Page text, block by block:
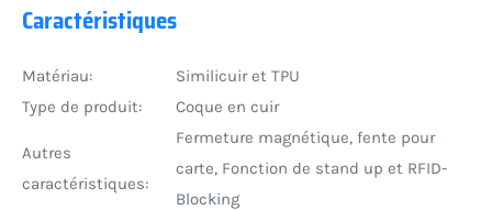
Caractéristiques
Matériau:
Similicuir et TPU
Type de produit:
Coque en cuir
Autres
caractéristiques:
Fermeture magnétique, fente pour
carte, Fonction de stand up et RFID-
Blocking